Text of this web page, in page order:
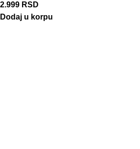
2.999 RSD
Dodaj u korpu